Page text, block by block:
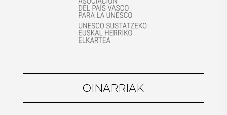
OINARRIAK